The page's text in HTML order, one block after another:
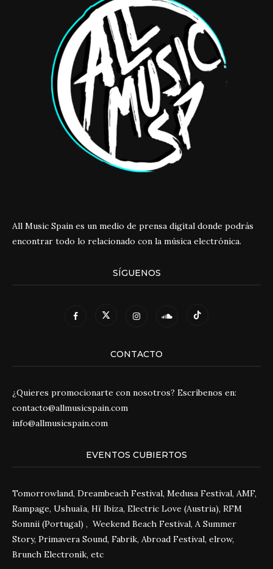
All Music Spain es un medio de prensa digital donde podrás
encontrar todo lo relacionado con la música electrónica.
SÍGUENOS
CONTACTO
¿Quieres promocionarte con nosotros? Escríbenos en:
contacto@allmusicspain.com
info@allmusicspain.com
EVENTOS CUBIERTOS
Tomorrowland, Dreambeach Festival, Medusa Festival, AMF,
Rampage, Ushuaïa, Hï Ibiza, Electric Love (Austria), RFM
Somnii (Portugal) , Weekend Beach Festival, A Summer
Story, Primavera Sound, Fabrik, Abroad Festival, elrow,
Brunch Electronik, etc